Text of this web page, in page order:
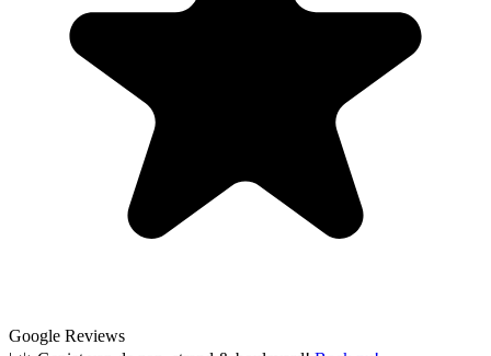
Google Reviews